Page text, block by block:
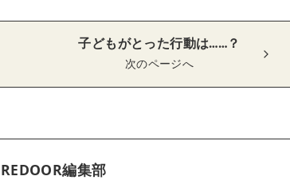
子どもがとった行動は……？
次のページへ
編集部